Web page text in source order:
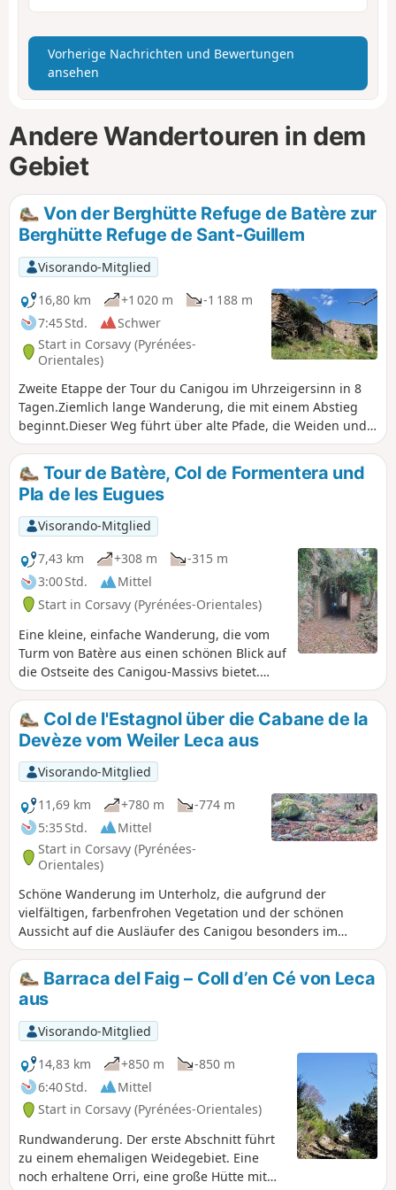
Vorherige Nachrichten und Bewertungen
ansehen
Andere Wandertouren in dem
Gebiet
Von der Berghütte Refuge de Batère zur
Berghütte Refuge de Sant-Guillem
Visorando-Mitglied
16,80 km
+1 020 m
-1 188 m
7:45 Std.
Schwer
Start in Corsavy (Pyrénées-
Orientales)
Zweite Etappe der Tour du Canigou im Uhrzeigersinn in 8
Tagen.Ziemlich lange Wanderung, die mit einem Abstieg
beginnt.Dieser Weg führt über alte Pfade, die Weiden und
Täler verbinden.
Tour de Batère, Col de Formentera und
Pla de les Eugues
Visorando-Mitglied
7,43 km
+308 m
-315 m
3:00 Std.
Mittel
Start in Corsavy (Pyrénées-Orientales)
Eine kleine, einfache Wanderung, die vom
Turm von Batère aus einen schönen Blick auf
die Ostseite des Canigou-Massivs bietet.
Wenn man der Küste nach Norden folgt,
kann man auch die Badeorte Argelès-sur-
Mer und andere sehen.
Col de l'Estagnol über die Cabane de la
Devèze vom Weiler Leca aus
Visorando-Mitglied
11,69 km
+780 m
-774 m
5:35 Std.
Mittel
Start in Corsavy (Pyrénées-
Orientales)
Schöne Wanderung im Unterholz, die aufgrund der
vielfältigen, farbenfrohen Vegetation und der schönen
Aussicht auf die Ausläufer des Canigou besonders im
Herbst zu empfehlen ist.
Barraca del Faig – Coll d’en Cé von Leca
aus
Visorando-Mitglied
14,83 km
+850 m
-850 m
6:40 Std.
Mittel
Start in Corsavy (Pyrénées-Orientales)
Rundwanderung. Der erste Abschnitt führt
zu einem ehemaligen Weidegebiet. Eine
noch erhaltene Orri, eine große Hütte mit